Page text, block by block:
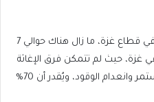
وبحسب المكتب الإعلامي الحكومي في قطاع غزة، ما زال هناك حوالي 7
حيث لم تتمكن فرق الإغاثة
من استخراجهم بسبب القصف المستمر وانعدام الوقود، ويُقدر أن 70%